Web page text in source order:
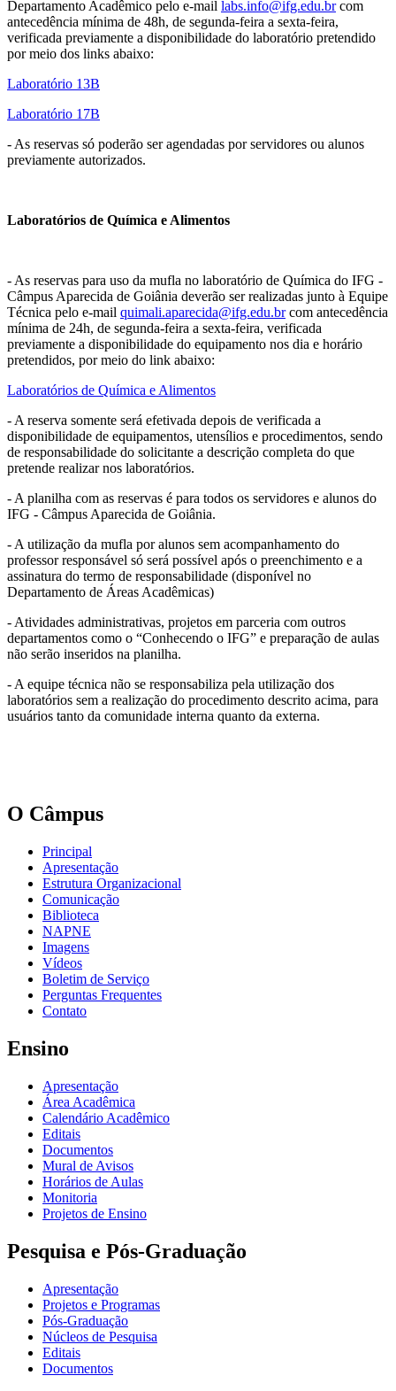
Departamento Acadêmico pelo e-mail labs.info@ifg.edu.brcom
antecedência mínima de 48h, de segunda-feira a sexta-feira,
verificada previamente a disponibilidade do laboratório pretendido
por meio dos links abaixo:
Laboratório 13B
Laboratório 17B
- As reservas só poderão ser agendadas por servidores ou alunos
previamente autorizados.
Laboratórios de Química e Alimentos
- As reservas para uso da mufla no laboratório de Química do IFG -
Câmpus Aparecida de Goiânia deverão ser realizadas junto à Equipe
Técnica pelo e-mail quimali.aparecida@ifg.edu.brcom antecedência
mínima de 24h, de segunda-feira a sexta-feira, verificada
previamente a disponibilidade do equipamento nos dia e horário
pretendidos, por meio do link abaixo:
Laboratórios de Química e Alimentos
- A reserva somente será efetivada depois de verificada a
disponibilidade de equipamentos, utensílios e procedimentos, sendo
de responsabilidade do solicitante a descrição completa do que
pretende realizar nos laboratórios.
- A planilha com as reservas é para todos os servidores e alunos do
IFG - Câmpus Aparecida de Goiânia.
- A utilização da mufla por alunos sem acompanhamento do
professor responsável só será possível após o preenchimento e a
assinatura do termo de responsabilidade (disponível no
Departamento de Áreas Acadêmicas)
- Atividades administrativas, projetos em parceria com outros
departamentos como o “Conhecendo o IFG” e preparação de aulas
não serão inseridos na planilha.
- A equipe técnica não se responsabiliza pela utilização dos
laboratórios sem a realização do procedimento descrito acima, para
usuários tanto da comunidade interna quanto da externa.
O Câmpus
Principal
Apresentação
Estrutura Organizacional
Comunicação
Biblioteca
NAPNE
Imagens
Vídeos
Boletim de Serviço
Perguntas Frequentes
Contato
Ensino
Apresentação
Área Acadêmica
Calendário Acadêmico
Editais
Documentos
Mural de Avisos
Horários de Aulas
Monitoria
Projetos de Ensino
Pesquisa e Pós-Graduação
Apresentação
Projetos e Programas
Pós-Graduação
Núcleos de Pesquisa
Editais
Documentos